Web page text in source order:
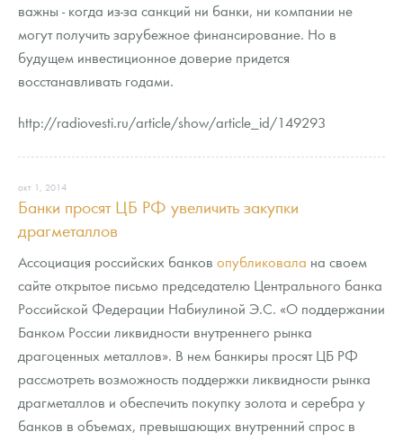
важны - когда из-за санкций ни банки, ни компании не
могут получить зарубежное финансирование. Но в
будущем инвестиционное доверие придется
восстанавливать годами.
http://radiovesti.ru/article/show/article_id/149293
окт 1, 2014
Банки просят ЦБ РФ увеличить закупки
драгметаллов
Ассоциация российских банков опубликовала на своем
сайте открытое письмо председателю Центрального банка
Российской Федерации Набиулиной Э.С. «О поддержании
Банком России ликвидности внутреннего рынка
драгоценных металлов». В нем банкиры просят ЦБ РФ
рассмотреть возможность поддержки ликвидности рынка
драгметаллов и обеспечить покупку золота и серебра у
банков в объемах, превышающих внутренний спрос в